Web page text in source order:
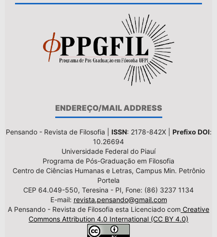
ENDEREÇO/MAIL ADDRESS
Pensando - Revista de Filosofia | ISSN: 2178-842X | Prefixo DOI:
10.26694
Universidade Federal do Piauí
Programa de Pós-Graduação em Filosofia
Centro de Ciências Humanas e Letras, Campus Min. Petrônio
Portela
CEP 64.049-550, Teresina - PI, Fone: (86) 3237 1134
E-mail: revista.pensando@gmail.com
A Pensando - Revista de Filosofia esta Licenciado com Creative
Commons Attribution 4.0 International (CC BY 4.0)